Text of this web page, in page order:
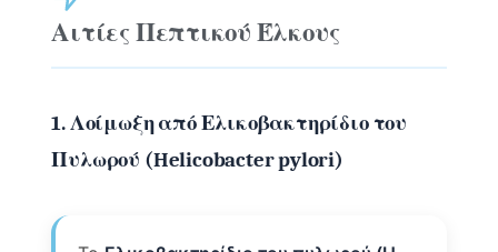
Αιτίες Πεπτικού Έλκους
1. Λοίμωξη από Ελικοβακτηρίδιο του
Πυλωρού (Helicobacter pylori)